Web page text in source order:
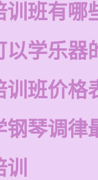
训班有哪
以学乐器
训班价格
钢琴调律